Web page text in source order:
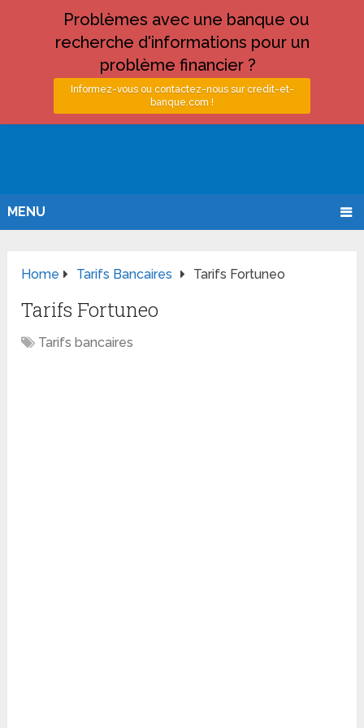
MENU
Home Tarifs Bancaires Tarifs Fortuneo
Tarifs Fortuneo
Tarifs bancaires
Problèmes avec une banque ou
recherche d'informations pour un
problème financier ?
Informez-vous ou contactez-nous sur credit-et-
banque.com !